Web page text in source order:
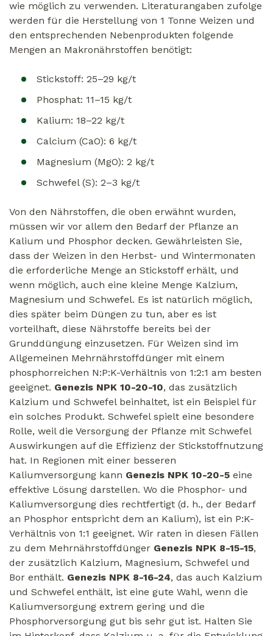
wie möglich zu verwenden. Literaturangaben zufolge
werden für die Herstellung von 1 Tonne Weizen und
den entsprechenden Nebenprodukten folgende
Mengen an Makronährstoffen benötigt:
Stickstoff: 25–29 kg/t
Phosphat: 11–15 kg/t
Kalium: 18–22 kg/t
Calcium (CaO): 6 kg/t
Magnesium (MgO): 2 kg/t
Schwefel (S): 2–3 kg/t
Von den Nährstoffen, die oben erwähnt wurden,
müssen wir vor allem den Bedarf der Pflanze an
Kalium und Phosphor decken. Gewährleisten Sie,
dass der Weizen in den Herbst- und Wintermonaten
die erforderliche Menge an Stickstoff erhält, und
wenn möglich, auch eine kleine Menge Kalzium,
Magnesium und Schwefel. Es ist natürlich möglich,
dies später beim Düngen zu tun, aber es ist
vorteilhaft, diese Nährstoffe bereits bei der
Grunddüngung einzusetzen. Für Weizen sind im
Allgemeinen Mehrnährstoffdünger mit einem
phosphorreichen N:P:K-Verhältnis von 1:2:1 am besten
geeignet. Genezis NPK 10-20-10, das zusätzlich
Kalzium und Schwefel beinhaltet, ist ein Beispiel für
ein solches Produkt. Schwefel spielt eine besondere
Rolle, weil die Versorgung der Pflanze mit Schwefel
Auswirkungen auf die Effizienz der Stickstoffnutzung
hat. In Regionen mit einer besseren
Kaliumversorgung kann Genezis NPK 10-20-5 eine
effektive Lösung darstellen. Wo die Phosphor- und
Kaliumversorgung dies rechtfertigt (d. h., der Bedarf
an Phosphor entspricht dem an Kalium), ist ein P:K-
Verhältnis von 1:1 geeignet. Wir raten in diesen Fällen
zu dem Mehrnährstoffdünger Genezis NPK 8-15-15,
der zusätzlich Kalzium, Magnesium, Schwefel und
Bor enthält. Genezis NPK 8-16-24, das auch Kalzium
und Schwefel enthält, ist eine gute Wahl, wenn die
Kaliumversorgung extrem gering und die
Phosphorversorgung gut bis sehr gut ist. Halten Sie